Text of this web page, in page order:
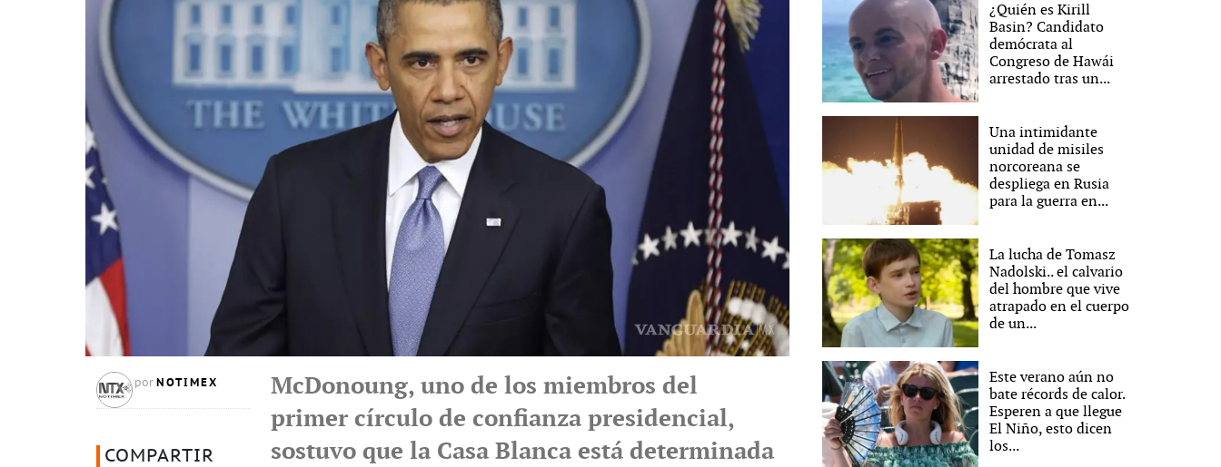
por NOTIMEX
COMPARTIR
McDonoung, uno de los miembros del
primer círculo de confianza presidencial,
sostuvo que la Casa Blanca está determinada
¿Quién es Kirill
Basin? Candidato
demócrata al
Congreso de Hawái
arrestado tras un...
Una intimidante
unidad de misiles
norcoreana se
despliega en Rusia
para la guerra en...
La lucha de Tomasz
Nadolski.. el calvario
del hombre que vive
atrapado en el cuerpo
de un...
Este verano aún no
bate récords de calor.
Esperen a que llegue
El Niño, esto dicen
los...